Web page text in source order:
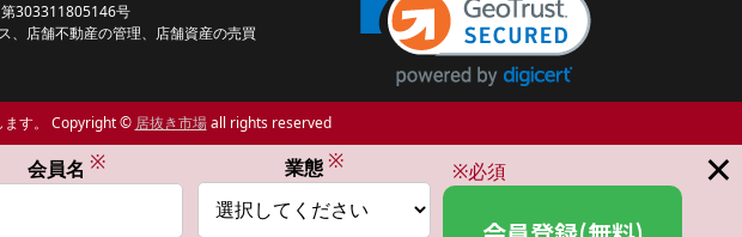
303311805146号
、店舗不動産の管理、店舗資産の売買
ます。 Copyright © 居抜き市場all rights reserved
×
会員名 ※ 業態 ※ ※必須